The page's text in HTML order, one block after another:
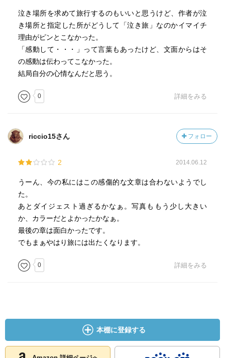
泣き場所を求めて旅行するのもいいと思うけど、作者が泣
き場所と指定した所がどうして「泣き旅」なのかイマイチ
理由がピンとこなかった。
「感動して・・・」って言葉もあったけど、文面からはそ
の感動は伝わってこなかった。
結局自分の心情なんだと思う。
0 詳細をみる
riccio15さん フォロー
2 2014.06.12
うーん、今の私にはこの感傷的な文章は合わないようでし
た。
あとダイジェスト過ぎるかなぁ。写真ももう少し大きい
か、カラーだとよかったかなぁ。
最後の章は面白かったです。
でもまぁやはり旅には出たくなります。
0 詳細をみる
本棚に登録する